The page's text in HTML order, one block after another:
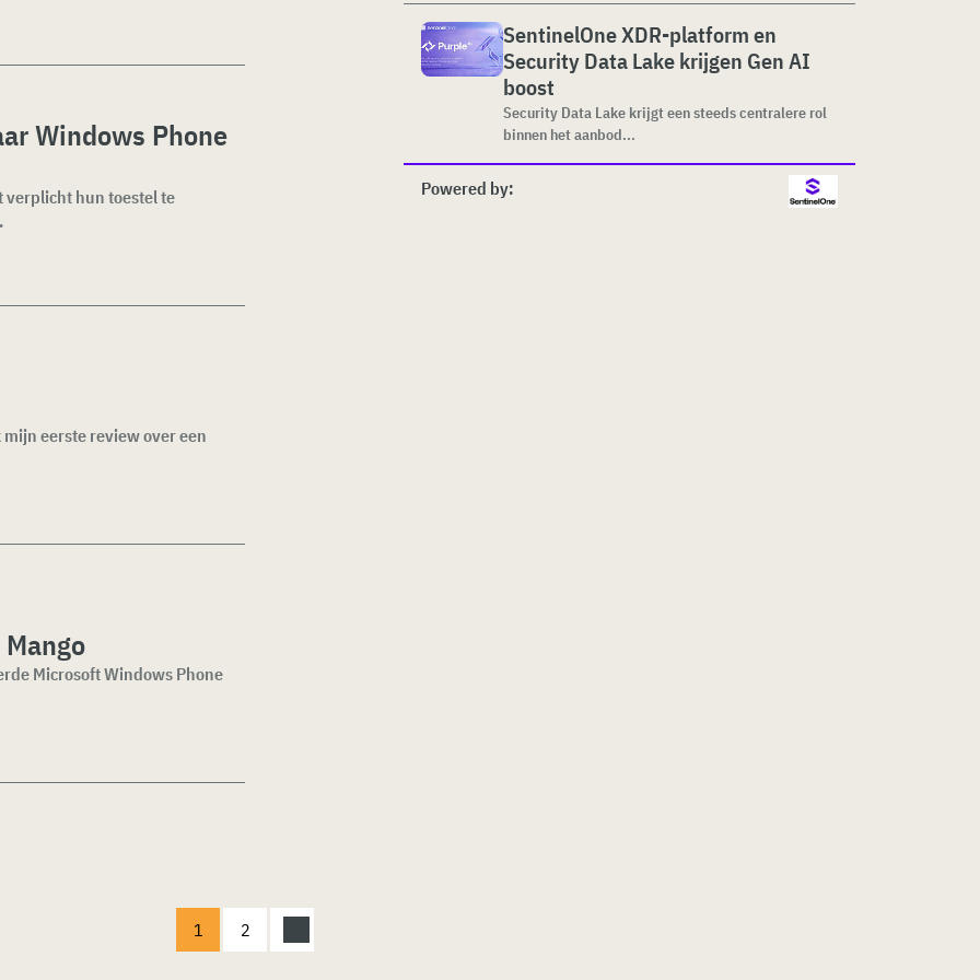
Windows Phone
hun toestel te
eerste review over een
Microsoft Windows Phone
SentinelOne XDR-platform en
Security Data Lake krijgen Gen AI
boost
Security Data Lake krijgt een steeds centralere rol
binnen het aanbod...
Powered by:
1 2